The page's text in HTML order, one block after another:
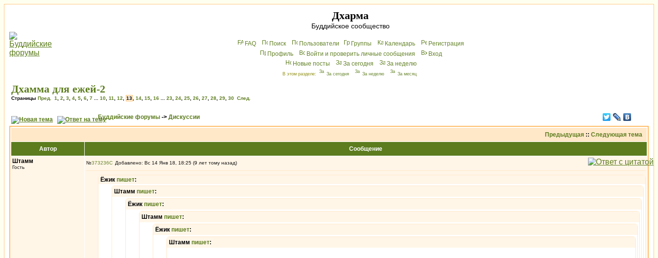
Дхарма
Буддийское сообщество
FAQ Поиск Пользователи Группы Календарь
Peгиcтрaция
Профиль
Войти и проверить личные сообщения
Вхoд
Новые посты
За сегодня За неделю
В этом разделе: За сегодня За неделю За месяц
Дхамма для ежей-2
Страницы Пред. 1 2 3 4 5 6 7 10 11 12 13 14 15 16 23 24 25 26 27 28 29 30 След.
Буддийские форумы -> Дискуссии
Предыдущая :: Следующая тема
Автор
Сообщение
Штамм
Гость
№373236 Добавлено: Вс 14 Янв 18, 18:25 (9 лет тому назад)
Ёжик пишет:
Штамм пишет:
Ёжик пишет:
Штамм пишет:
Ёжик пишет:
Штамм пишет: